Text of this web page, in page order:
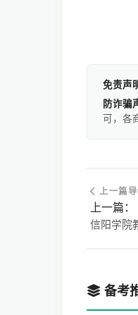
免责声
防诈骗
可，各
上一篇
上一篇：
信阳学院
备考